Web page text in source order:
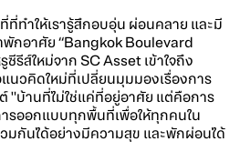
ทำให้เรารู้สึกอบอุ่น ผ่อนคลาย และมี
กอาศัย “Bangkok Boulevard
ซีรีส์ใหม่จาก SC Asset เข้าใจถึง
นวคิดใหม่ที่เปลี่ยนมุมมองเรื่องการ
"บ้านที่ไม่ใช่แค่ที่อยู่อาศัย แต่คือการ
รออกแบบทุกพื้นที่เพื่อให้ทุกคนใน
มกันได้อย่างมีความสุข และพักผ่อนได้